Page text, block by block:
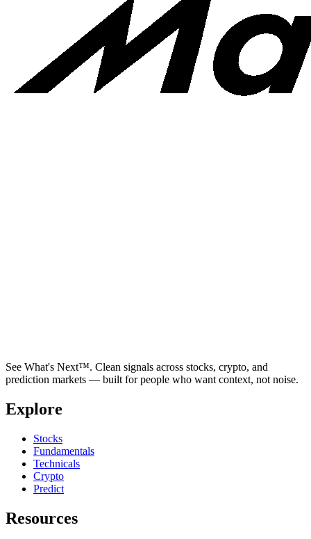
See What's Next™. Clean signals across stocks, crypto, and
prediction markets — built for people who want context, not noise.
Explore
Stocks
Fundamentals
Technicals
Crypto
Predict
Resources